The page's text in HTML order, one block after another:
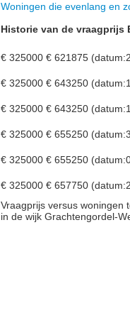
Woningen die evenlang en
Historie van de vraagprijs
€ 325000 € 621875
€ 325000 € 643250
€ 325000 € 643250
€ 325000 € 655250
€ 325000 € 655250
€ 325000 € 657750
Vraagprijs versus woningen
in de wijk Grachtengordel-